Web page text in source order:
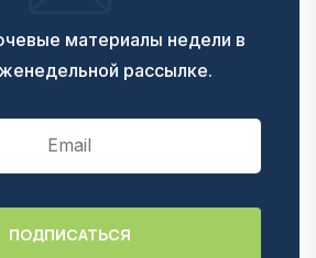
материалы недели в
рассылке.